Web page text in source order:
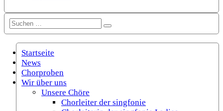
Suchen
nach:
Suchen
Startseite
News
Chorproben
Wir über uns
Unsere Chöre
Chorleiter der singfonie